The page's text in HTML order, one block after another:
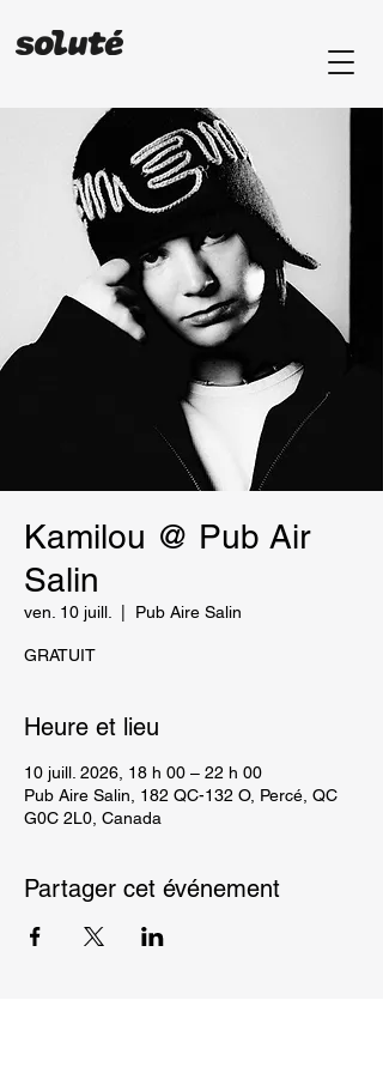
Kamilou @ Pub Air
Salin
ven. 10 juill. Pub Aire Salin
GRATUIT
Heure et lieu
10 juill. 2026, 18 h 00 – 22 h 00
Pub Aire Salin, 182 QC-132 O, Percé, QC
G0C 2L0, Canada
Partager cet événement